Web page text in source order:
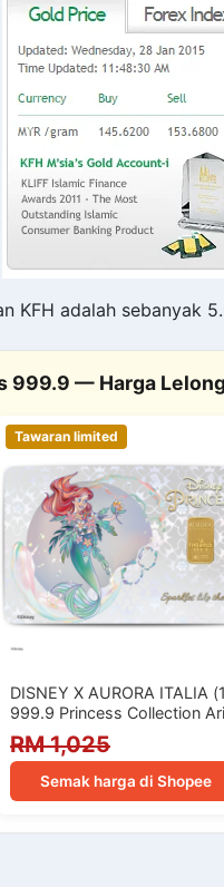
KFH adalah sebanyak
999.9 — Harga
Tawaran limited
DISNEY X AURORA ITALIA
999.9 Princess Collection
2 Limited Edition…
RM 1,025
Semak harga di Shopee